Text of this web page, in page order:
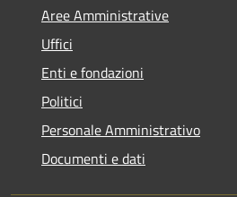
Aree Amministrative
Uffici
Enti e fondazioni
Politici
Personale Amministrativo
Documenti e dati